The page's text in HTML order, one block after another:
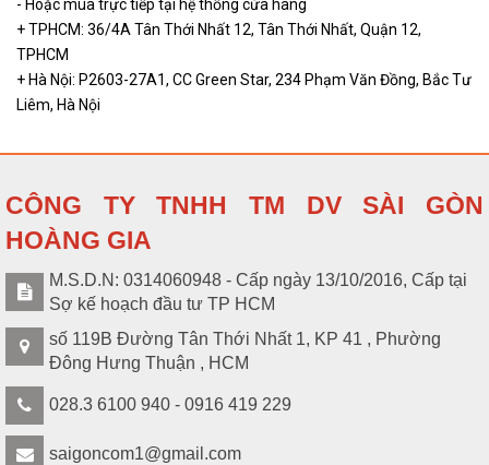
- Hoặc mua trực tiếp tại hệ thống cửa hàng
+ TPHCM: 36/4A Tân Thới Nhất 12, Tân Thới Nhất, Quận 12,
TPHCM
+ Hà Nội: P2603-27A1, CC Green Star, 234 Phạm Văn Đồng, Bắc Tư
Liêm, Hà Nội
CÔNG TY TNHH TM DV SÀI GÒN
HOÀNG GIA
M.S.D.N: 0314060948 - Cấp ngày 13/10/2016, Cấp tại
Sợ kế hoạch đầu tư TP HCM
số 119B Đường Tân Thới Nhất 1, KP 41 , Phường
Đông Hưng Thuận , HCM
028.3 6100 940 - 0916 419 229
saigoncom1@gmail.com